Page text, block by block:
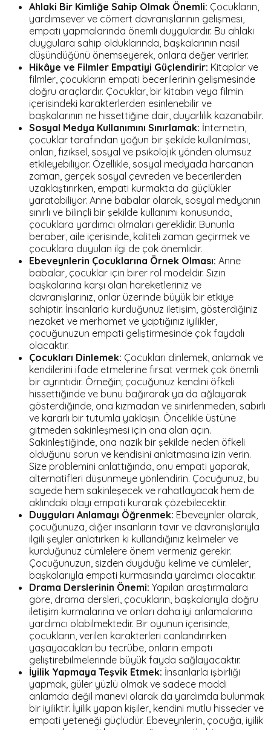
Ahlaki Bir Kimliğe Sahip Olmak Önemli: Çocukların,
yardımsever ve cömert davranışlarının gelişmesi,
empati yapmalarında önemli duygulardır. Bu ahlaki
duygulara sahip olduklarında, başkalarının nasıl
düşündüğünü önemseyerek, onlara değer verirler.
Hikâye ve Filmler Empatiyi Güçlendirir: Kitaplar ve
filmler, çocukların empati becerilerinin gelişmesinde
doğru araçlardır. Çocuklar, bir kitabın veya filmin
içerisindeki karakterlerden esinlenebilir ve
başkalarının ne hissettiğine dair, duyarlılık kazanabilir.
Sosyal Medya Kullanımını Sınırlamak: İnternetin,
çocuklar tarafından yoğun bir şekilde kullanılması,
onları, fiziksel, sosyal ve psikolojik yönden olumsuz
etkileyebiliyor. Özellikle, sosyal medyada harcanan
zaman, gerçek sosyal çevreden ve becerilerden
uzaklaştırırken, empati kurmakta da güçlükler
yaratabiliyor. Anne babalar olarak, sosyal medyanın
sınırlı ve bilinçli bir şekilde kullanımı konusunda,
çocuklara yardımcı olmaları gereklidir. Bununla
beraber, aile içerisinde, kaliteli zaman geçirmek ve
çocuklara duyulan ilgi de çok önemlidir.
Ebeveynlerin Çocuklarına Örnek Olması: Anne
babalar, çocuklar için birer rol modeldir. Sizin
başkalarına karşı olan hareketleriniz ve
davranışlarınız, onlar üzerinde büyük bir etkiye
sahiptir. İnsanlarla kurduğunuz iletişim, gösterdiğiniz
nezaket ve merhamet ve yaptığınız iyilikler,
çocuğunuzun empati geliştirmesinde çok faydalı
olacaktır.
Çocukları Dinlemek: Çocukları dinlemek, anlamak ve
kendilerini ifade etmelerine fırsat vermek çok önemli
bir ayrıntıdır. Örneğin; çocuğunuz kendini öfkeli
hissettiğinde ve bunu bağırarak ya da ağlayarak
gösterdiğinde, ona kızmadan ve sinirlenmeden, sabırlı
ve kararlı bir tutumla yaklaşın. Öncelikle üstüne
gitmeden sakinleşmesi için ona alan açın.
Sakinleştiğinde, ona nazik bir şekilde neden öfkeli
olduğunu sorun ve kendisini anlatmasına izin verin.
Size problemini anlattığında, onu empati yaparak,
alternatifleri düşünmeye yönlendirin. Çocuğunuz, bu
sayede hem sakinleşecek ve rahatlayacak hem de
aklındaki olayı empati kurarak çözebilecektir.
Duyguları Anlamayı Öğrenmek: Ebeveynler olarak,
çocuğunuza, diğer insanların tavır ve davranışlarıyla
ilgili şeyler anlatırken ki kullandığınız kelimeler ve
kurduğunuz cümlelere önem vermeniz gerekir.
Çocuğunuzun, sizden duyduğu kelime ve cümleler,
başkalarıyla empati kurmasında yardımcı olacaktır.
Drama Derslerinin Önemi: Yapılan araştırmalara
göre, drama dersleri, çocukların, başkalarıyla doğru
iletişim kurmalarına ve onları daha iyi anlamalarına
yardımcı olabilmektedir. Bir oyunun içerisinde,
çocukların, verilen karakterleri canlandırırken
yaşayacakları bu tecrübe, onların empati
geliştirebilmelerinde büyük fayda sağlayacaktır.
İyilik Yapmaya Teşvik Etmek: İnsanlarla işbirliği
yapmak, güler yüzlü olmak ve sadece maddi
anlamda değil manevi olarak da yardımda bulunmak
bir iyiliktir. İyilik yapan kişiler, kendini mutlu hisseder ve
empati yeteneği güçlüdür. Ebeveynlerin, çocuğa, iyilik